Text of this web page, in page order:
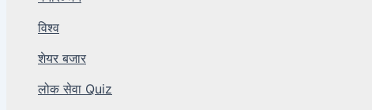
विश्व
शेयर बजार
लोक सेवा Quiz